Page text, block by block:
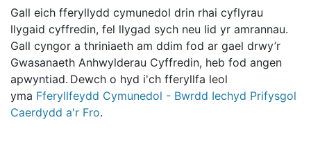
Gall eich fferyllydd cymunedol drin rhai cyflyrau
llygaid cyffredin, fel llygad sych neu lid yr amrannau.
Gall cyngor a thriniaeth am ddim fod ar gael drwy’r
Gwasanaeth Anhwylderau Cyffredin, heb fod angen
apwyntiad. Dewch o hyd i'ch fferyllfa leol
yma Fferyllfeydd Cymunedol - Bwrdd Iechyd Prifysgol
Caerdydd a'r Fro.